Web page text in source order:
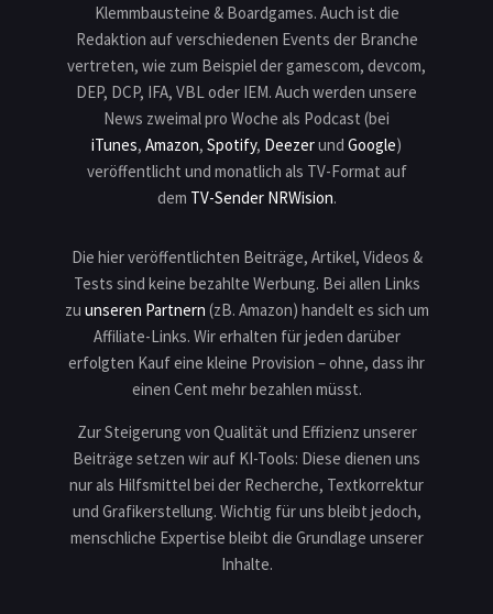
Klemmbausteine & Boardgames. Auch ist die
Redaktion auf verschiedenen Events der Branche
vertreten, wie zum Beispiel der gamescom, devcom,
DEP, DCP, IFA, VBL oder IEM. Auch werden unsere
News zweimal pro Woche als Podcast (bei
iTunes, Amazon, Spotify, Deezerund Google)
veröffentlicht und monatlich als TV-Format auf
dem TV-Sender NRWision.
Die hier veröffentlichten Beiträge, Artikel, Videos &
Tests sind keine bezahlte Werbung. Bei allen Links
zu unseren Partnern (zB. Amazon) handelt es sich um
Affiliate-Links. Wir erhalten für jeden darüber
erfolgten Kauf eine kleine Provision – ohne, dass ihr
einen Cent mehr bezahlen müsst.
Zur Steigerung von Qualität und Effizienz unserer
Beiträge setzen wir auf KI-Tools: Diese dienen uns
nur als Hilfsmittel bei der Recherche, Textkorrektur
und Grafikerstellung. Wichtig für uns bleibt jedoch,
menschliche Expertise bleibt die Grundlage unserer
Inhalte.